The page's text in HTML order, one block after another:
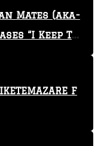
Mates (aka-
“I Keep Tr
F